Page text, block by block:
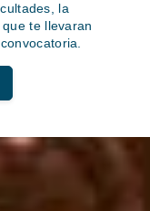
la
te llevaran